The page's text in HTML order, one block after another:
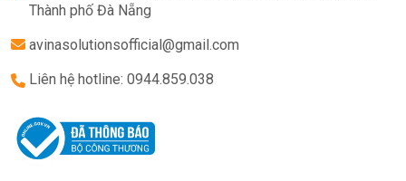
Thành phố Đà Nẵng
avinasolutionsofficial@gmail.com
Liên hệ hotline: 0944.859.038